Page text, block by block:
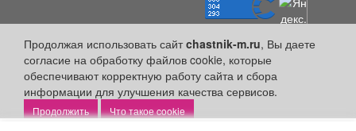
Продолжая использовать сайтchastnik-m.ru, Вы даете
согласие на обработку файлов cookie, которые
обеспечивают корректную работу сайта и сбора
информации для улучшения качества сервисов.
Что такое cookie